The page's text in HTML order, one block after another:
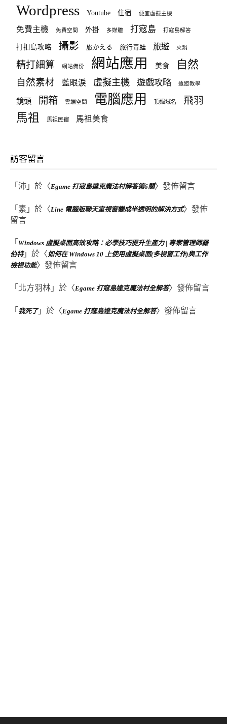
Wordpress Youtube 住宿 便宜虛擬主機
免費主機 免費空間 外掛 多媒體 打寇島 打寇島解答
打扣島攻略 攝影 旅かえる 旅行青蛙 旅遊 火鍋
精打細算 網站備份 網站應用 美食 自然
自然素材 藍眼淚 虛擬主機 遊戲攻略 遠距教學
鏡頭 開箱 雲端空間 電腦應用 頂級域名 飛羽
馬祖 馬祖民宿 馬祖美食
訪客留言
「 沛 」於〈Egame 打寇島達克魔法村解答第6關〉發佈留言
「 素 」於〈Line 電腦版聊天室視窗變成半透明的解決方式〉發佈
留言
「 Windows 虛擬桌面高效攻略：必學技巧提升生產力 | 專案管理師羅
伯特」於〈如何在 Windows 10 上使用虛擬桌面(多視窗工作)與工作
檢視功能〉發佈留言
「 北方羽林 」於〈Egame 打寇島達克魔法村全解答〉發佈留言
「 我死了」於〈Egame 打寇島達克魔法村全解答〉發佈留言